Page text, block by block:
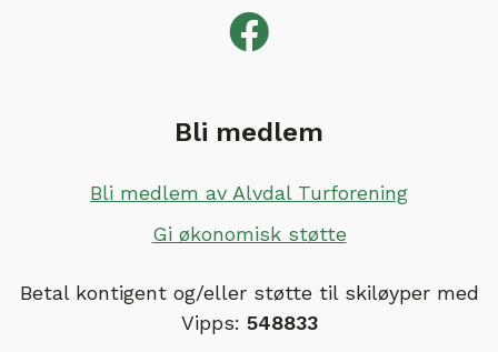
Bli medlem
Bli medlem av Alvdal Turforening
Gi økonomisk støtte
Betal kontigent og/eller støtte til skiløyper med
Vipps: 548833